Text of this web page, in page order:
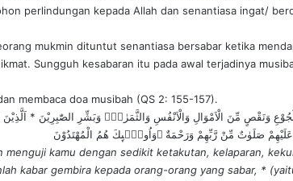
perlindungan kepada Allah dan senantiasa ingat/
mukmin dituntut senantiasa bersabar ketika
Sungguh kesabaran itu pada awal terjadinya
membaca doa musibah (QS 2: 155-157).
وَنَقْصٍ مِّنَ الْاَمْوَالِ وَالْاَنْفُسِ وَالثَّمَرٰتِۗ وَبَشِّرِ الصّٰبِرِيْنَ * اَلَّذِيْنَ
صَلَوٰتٌ مِّنْ رَّبِّهِمْ وَرَحْمَةٌ ۗوَاُولٰۤىِٕكَ هُمُ الْمُهْتَدُوْنَ
menguji kamu dengan sedikit ketakutan, kelaparan,
kabar gembira kepada orang-orang yang sabar, *